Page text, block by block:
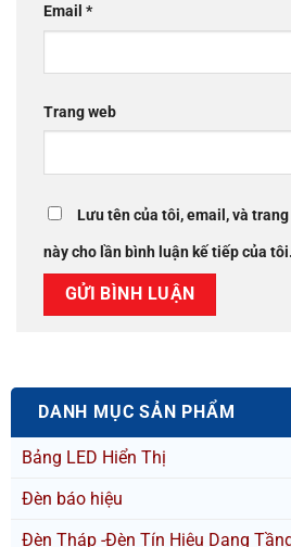
Email *
Trang web
Lưu tên của tôi, email, và
này cho lần bình luận kế tiếp của tôi.
DANH MỤC SẢN PHẨM
Bảng LED Hiển Thị
Đèn báo hiệu
Đèn Tháp -Đèn Tín Hiệu Dạng